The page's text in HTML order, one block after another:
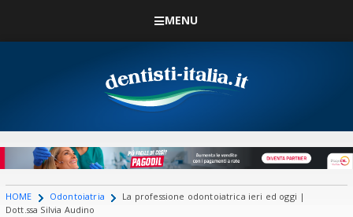
MENU
HOME Odontoiatria
La professione odontoiatrica ieri ed oggi |
Dott.ssa Silvia Audino